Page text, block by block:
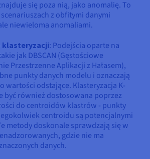
się poza nią, jako anomalię. To
z obfitymi danymi
niewieloma anomaliami.
klasteryzacji: Podejścia oparte na
jak DBSCAN (Gęstościowe
Przestrzenne Aplikacji z Hałasem),
punkty danych modelu i oznaczają
wartości odstające. Klasteryzacja K-
być również dostosowana poprzez
do centroidów klastrów - punkty
centroidu są potencjalnymi
metody doskonale sprawdzają się w
gdzie nie ma
danych.